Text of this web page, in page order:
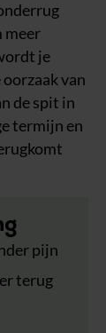
meer
je
van
de spit in
termijn en
pijn
terug